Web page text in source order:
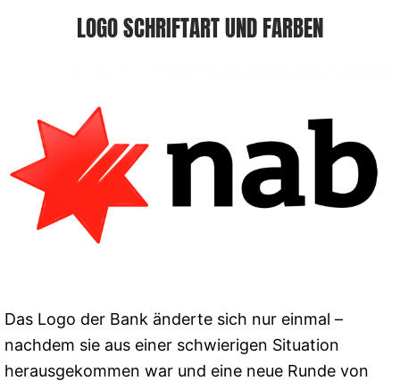
LOGO SCHRIFTART UND FARBEN
Das Logo der Bank änderte sich nur einmal –
nachdem sie aus einer schwierigen Situation
herausgekommen war und eine neue Runde von